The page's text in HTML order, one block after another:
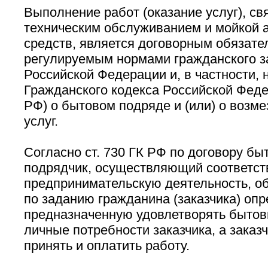
Выполнение работ (оказание услуг),
техническим обслуживанием и мойкой
средств, является договорным
регулируемым нормами гражданского
Российской Федерации и, в частности,
Гражданского кодекса Российской
РФ) о бытовом подряде и (или) о
услуг.
Согласно ст. 730 ГК РФ по договору
подрядчик, осуществляющий
предпринимательскую деятельность,
по заданию гражданина (заказчика)
предназначенную удовлетворять
личные потребности заказчика, а
принять и оплатить работу.